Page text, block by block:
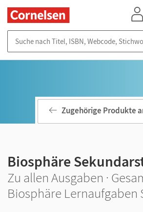
Zugehörige Produkte
Biosphäre
Zu allen Ausgaben ·
Biosphäre Lernaufgaben